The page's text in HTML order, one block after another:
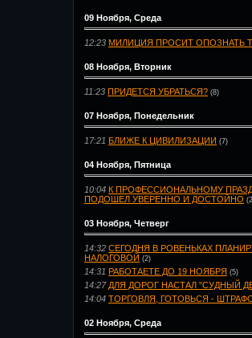
09 Ноября, Среда
12:23 МИЛИЦИЯ ПРОСИТ ОПОЗНАТЬ
08 Ноября, Вторник
11:23 ПРИДЕТСЯ УБРАТЬСЯ? (8)
07 Ноября, Понедельник
17:21 БЛИЖЕ К ЦИВИЛИЗАЦИИ (7)
04 Ноября, Пятница
10:04 К ПРОФЕССИОНАЛЬНОМУ
ПОДОШЕЛ УВЕРЕННО И ДОСТОЙНО
03 Ноября, Четверг
14:32 СЕГОДНЯ В РОВЕНЬКАХ
НАЛОГОВОЙ (2)
14:31 РАБОТАЕТЕ ДО 19 НОЯБРЯ (5)
14:27 ДЛЯ ДОРОГ НАСТАЛ "СУДНЫЙ
14:04 ТОРГОВЛЯ, ГОТОВЬСЯ -
02 Ноября, Среда